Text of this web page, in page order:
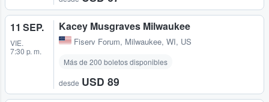
11 SEP.
VIE.
7:30 p. m.
Kacey Musgraves Milwaukee
Fiserv Forum, Milwaukee, WI, US
Más de 200 boletos disponibles
desde USD 89